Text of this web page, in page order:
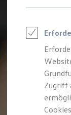
Was
Wir bei
Deine
Zugriff